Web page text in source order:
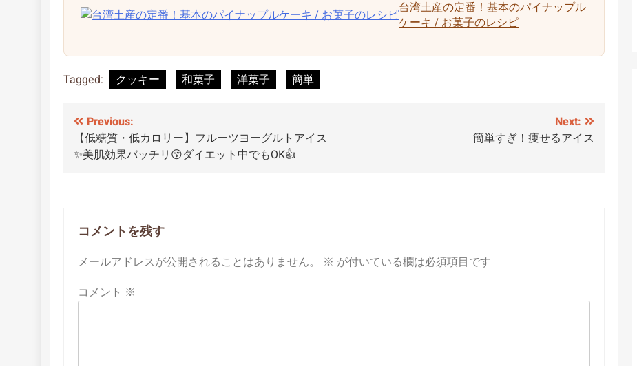
台湾土産の定番！基本のパイナップル
ケーキ / お菓子のレシピ
Tagged: クッキー 和菓子 洋菓子 簡単
投
稿
ゲ
シ
ョ
Previous:
【低糖質・低カロリー】フルーツヨーグルトアイス
✨美肌効果バッチリ😚ダイエット中でもOK👍
Next:
簡単すぎ！痩せるアイス
コメントを残す
メールアドレスが公開されることはありません。 ※ が付いている欄は必須項目です
コメント ※